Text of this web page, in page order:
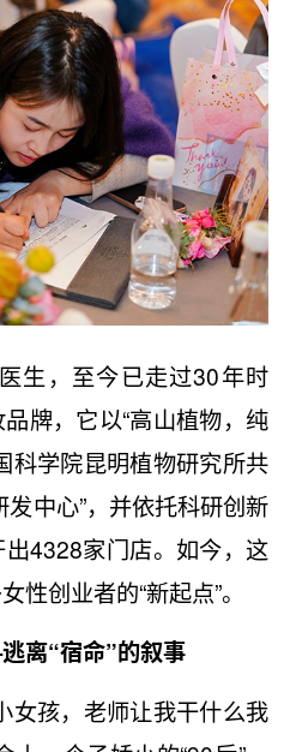
生，至今已走过30年时
牌，它以“高山植物，纯
科学院昆明植物研究所共
中心”，并依托科研创新
4328家门店。如今，这
性创业者的“新起点”。
离“宿命”的叙事
女孩，老师让我干什么我